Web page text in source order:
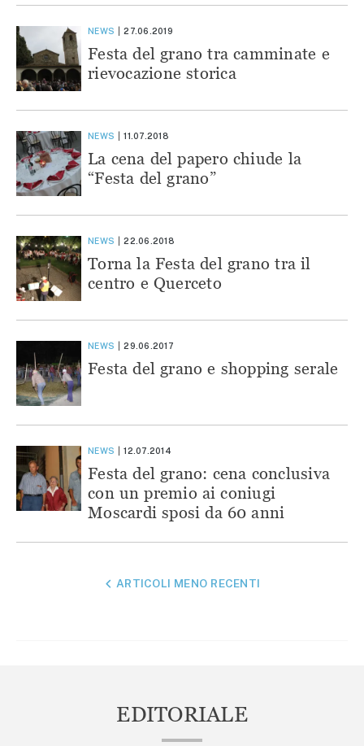
NEWS 27.06.2019
Festa del grano tra camminate e
rievocazione storica
NEWS 11.07.2018
La cena del papero chiude la
“Festa del grano”
NEWS 22.06.2018
Torna la Festa del grano tra il
centro e Querceto
NEWS 29.06.2017
Festa del grano e shopping serale
NEWS 12.07.2014
Festa del grano: cena conclusiva
con un premio ai coniugi
Moscardi sposi da 60 anni
NAVIGAZIONEARTICOLI MENO RECENTI
EDITORIALE